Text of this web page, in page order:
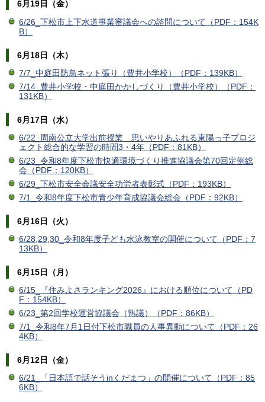
6月19日（金）
6/26_下松市上下水道事業審議会への諮問について（PDF：154K
B）
6月18日（木）
7/7_中庭田防鳥ネット張り（豊井小学校）（PDF：139KB）
7/14_豊井小学校・中庭田かかしづくり（豊井小学校）（PDF：
131KB）
6月17日（水）
6/22_周南公立大学出前授業 思いやりあふれる東陽っ子プロジ
ェクト総合的な学習の時間3・4年（PDF：81KB）
6/23_令和8年度下松市快適環境づくり推進協議会第70回定例総
会（PDF：120KB）
6/29_下松市安全会議安全功労者表彰式（PDF：193KB）
7/1_令和8年度下松市青少年育成協議会総会（PDF：92KB）
6月16日（火）
6/28,29,30_令和8年度子ども水泳教室の開催について（PDF：7
13KB）
6月15日（月）
6/15_『住みよさランキング2026』における順位について（PD
F：154KB）
6/23_第2回学校運営協議会（熟議）（PDF：86KB）
7/1_令和8年7月1日付下松市職員の人事異動について（PDF：26
4KB）
6月12日（金）
6/21_「日本語で話そうinくだまつ」の開催について（PDF：85
6KB）